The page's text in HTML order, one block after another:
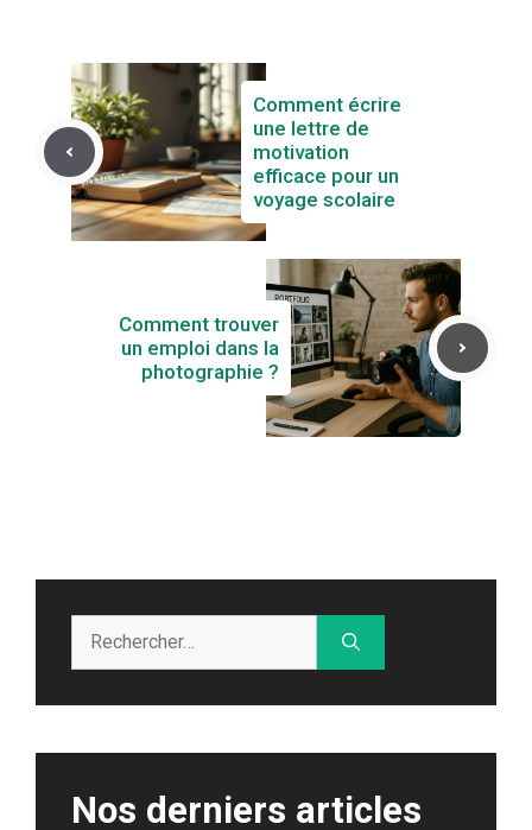
Comment écrire
une lettre de
motivation
efficace pour un
voyage scolaire
Comment trouver
un emploi dans la
photographie ?
Nos derniers articles